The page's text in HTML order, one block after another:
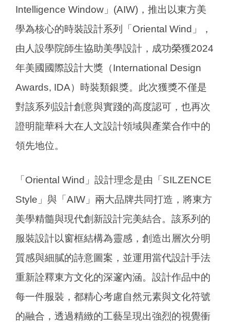
Intelligence Window」(AIW)，推出以東方美
學為核心的時裝設計系列「Oriental Wind」，
由人設學院師生協助美學設計，成功榮獲2024
年美國國際設計大獎（International Design
Awards, IDA）時裝類銀獎。此次獲獎不僅是
對該系列設計創意與實踐的高度認可，也再次
證明龍華科大在人文設計領域與產業合作中的
領先地位。
「Oriental Wind」設計理念是由「SILZENCE
Style」與「AIW」兩大品牌共同打造，將東方
美學精髓與現代創新設計完美結合。該系列的
服裝設計以窗框結構為靈感，創造出層次分明
質感與細膩的詩意圖案，並運用當代設計手法
重新詮釋東方文化的深邃內涵。設計作品中的
每一件服裝，都精心考慮自然元素與文化符號
的融合，透過精緻的工藝呈現出強烈的視覺衝